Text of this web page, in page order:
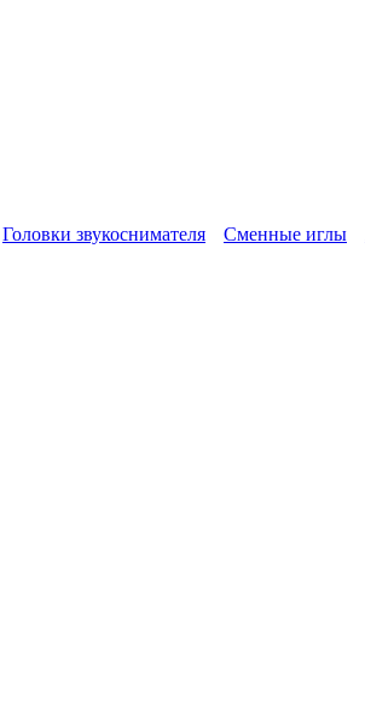
Головки звукоснимателя Сменные иглы